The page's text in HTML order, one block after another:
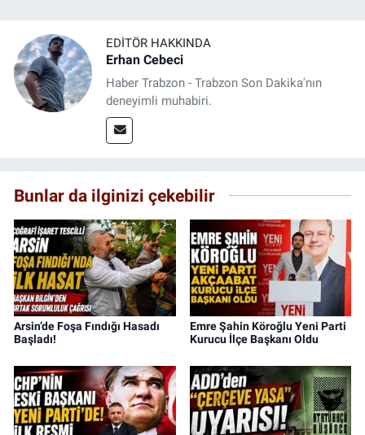
EDITÖR HAKKINDA
Erhan Cebeci
Haber Trabzon - Trabzon Son Dakika'nın
deneyimli muhabiri.
Bunlar da ilginizi çekebilir
Arsin’de Foşa Fındığı Hasadı
Başladı!
Emre Şahin Köroğlu Yeni Parti
Kurucu İlçe Başkanı Oldu